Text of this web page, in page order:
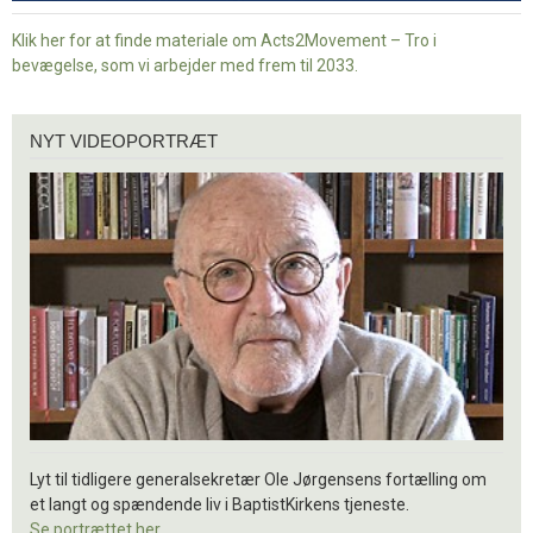
Klik her for at finde materiale om Acts2Movement – Tro i
bevægelse, som vi arbejder med frem til 2033.
videoportræt
NYT VIDEOPORTRÆT
Lyt til tidligere generalsekretær Ole Jørgensens fortælling om
et langt og spændende liv i BaptistKirkens tjeneste.
Se portrættet her.